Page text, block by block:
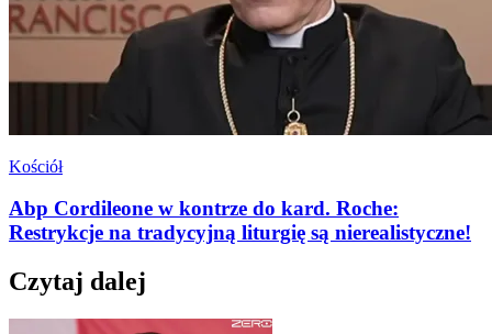
Kościół
Abp Cordileone w kontrze do kard. Roche:
Restrykcje na tradycyjną liturgię są nierealistyczne!
Czytaj dalej